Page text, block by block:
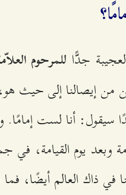
جدًّا للمرحوم
إيصالنا إلى حيث
سيقول: أنا لست إمامًا.
وبعد يوم القيامة،
في ذاك العالم أيضًا،